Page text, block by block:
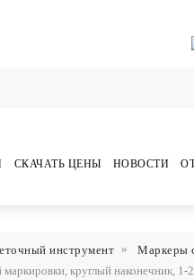
СКАЧАТЬ ЦЕНЫ НОВОСТИ
инструмент
Маркеры
круглый наконечник,